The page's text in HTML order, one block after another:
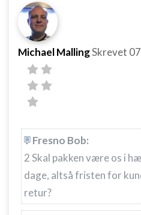
Michael MallingSkrevet
Fresno Bob:
2 Skal pakken være os i
dage, altså fristen for
retur?